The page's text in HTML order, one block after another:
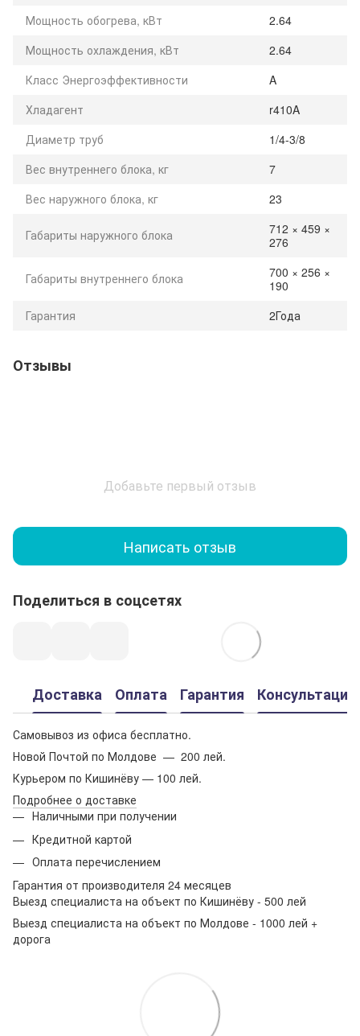
Мощность обогрева, кВт
2.64
Мощность охлаждения, кВт
2.64
Класс Энергоэффективности
A
Хладагент
r410A
Диаметр труб
1/4-3/8
Вес внутреннего блока, кг
7
Вес наружного блока, кг
23
Габариты наружного блока
712 × 459 ×
276
Габариты внутреннего блока
700 × 256 ×
190
Гарантия
2Года
Отзывы
Добавьте первый отзыв
Написать отзыв
Поделиться в соцсетях
Доставка Оплата Гарантия Консультация
Самовывоз из офиса бесплатно.
Новой Почтой по Молдове — 200 лей.
Курьером по Кишинёву — 100 лей.
Подробнее о доставке
Наличными при получении
Кредитной картой
Оплата перечислением
Гарантия от производителя 24 месяцев
Выезд специалиста на объект по Кишинёву - 500 лей
Выезд специалиста на объект по Молдове - 1000 лей +
дорога